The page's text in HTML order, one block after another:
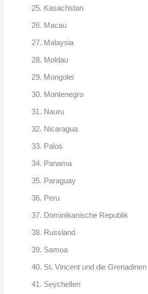
Kasachstan
Macau
Malaysia
Moldau
Mongolei
Montenegro
Nauru
Nicaragua
Palos
Panama
Paraguay
Peru
Dominikanische Republik
Russland
Samoa
St. Vincent und die Grenadinen
Seychellen